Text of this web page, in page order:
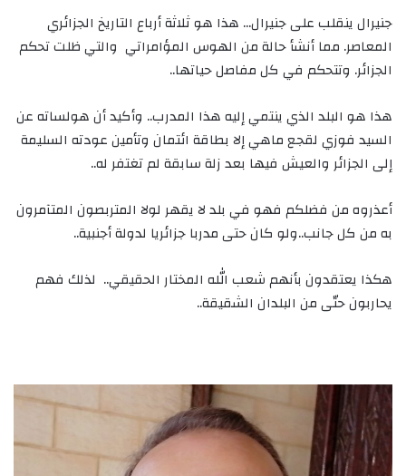
جنيرال ينقلب على جنيرال… هذا هو ثلاثة أرباع التاريخ الجزائري
المعاصر. مما أنشأ حالة من الهوس المؤامراتي والتي ظلت تحكم
الجزائر. وتتحكم في كل مفاصل حياتها..
هذا هو البلد الذي ينتمي إليه هذا المدرب.. وأكيد أن هولساته عن
السيد فوزي لقجع ماهي إلا بطاقة ائتمان وتأمين عودته السليمة
إلى الجزائر والعيش فيها بعد زلة سابقة لم تغتفر له..
أعذروه من فضلكم فهو في بلد لا يقهر لولا المتربصون المتآمرون
به من كل جانب..ولو كان حتى مدربا جزائريا لدولة أجنبية..
هكذا يعتقدون بأنهم شعب الله المختار الحقيقي.. لذلك فهم
يحاربون حتّى من البلدان الشقيقة..